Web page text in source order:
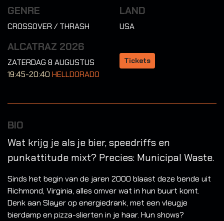
GENRE
CROSSOVER / THRASH
LAND
USA
ALCATRAZ 2026
ZATERDAG 8 AUGUSTUS
19:45-20:40 HELLDORADO
Tickets
BIO
Wat krijg je als je bier, speedriffs en
punkattitude mixt? Precies: Municipal Waste.
Sinds het begin van de jaren 2000 blaast deze bende uit
Richmond, Virginia, alles omver wat in hun buurt komt.
Denk aan Slayer op energiedrank, met een vleugje
bierdamp en pizza-slierten in je haar. Hun shows?